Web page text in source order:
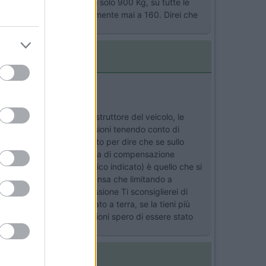
A 160 Km/h). Ma io ho solo 900 Kg, su tutte le
in vena di follie, sicuramente mai a 160. Direi che
parte? Super grazie.
pneumatico, ma dal costruttore del veicolo, le
cura adeguare le pressioni tenendo conto di
variazioni. Tutto questo per dire che se sullo
Esiste una tabella di compensazione
oltre l'indice di carico indicato) è quello che si
il carico del 15%) pensa che limitando a
possibile ridurre la pressione Ti sconsiglierei di
appoggiato a terra, se la tieni più
taratura delle sospensioni spero di essere stato